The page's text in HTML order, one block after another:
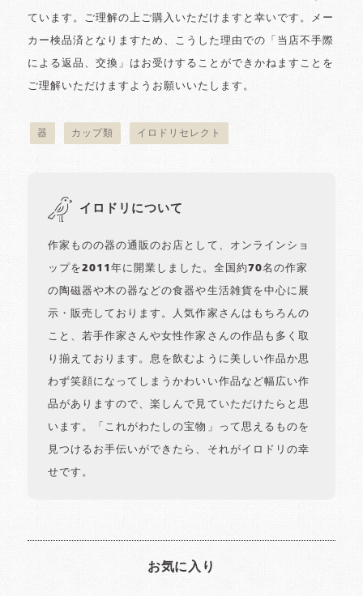
ています。ご理解の上ご購入いただけますと幸いです。メー
カー検品済となりますため、こうした理由での「当店不手際
による返品、交換」はお受けすることができかねますことを
ご理解いただけますようお願いいたします。
器 カップ類 イロドリセレクト
イロドリについて
作家ものの器の通販のお店として、オンラインショ
ップを2011年に開業しました。全国約70名の作家
の陶磁器や木の器などの食器や生活雑貨を中心に展
示・販売しております。人気作家さんはもちろんの
こと、若手作家さんや女性作家さんの作品も多く取
り揃えております。息を飲むように美しい作品か思
わず笑顔になってしまうかわいい作品など幅広い作
品がありますので、楽しんで見ていただけたらと思
います。「これがわたしの宝物」って思えるものを
見つけるお手伝いができたら、それがイロドリの幸
せです。
お気に入り